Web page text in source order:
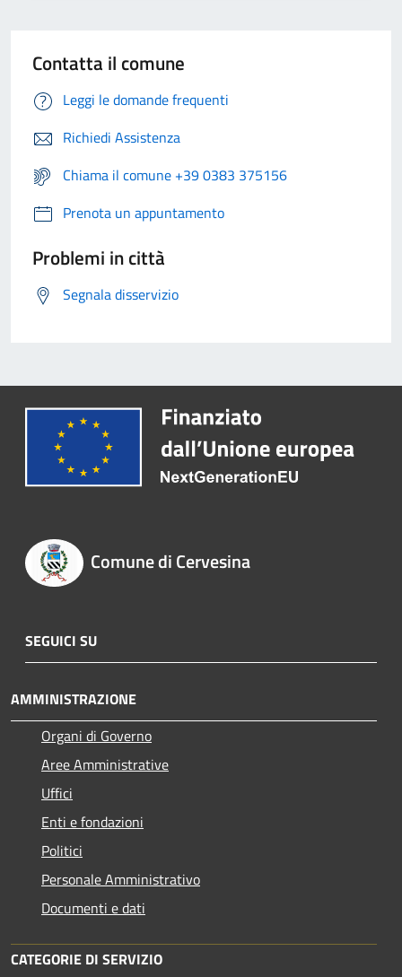
Contatta il comune
Leggi le domande frequenti
Richiedi Assistenza
Chiama il comune +39 0383 375156
Prenota un appuntamento
Problemi in città
Segnala disservizio
Comune di Cervesina
SEGUICI SU
AMMINISTRAZIONE
Organi di Governo
Aree Amministrative
Uffici
Enti e fondazioni
Politici
Personale Amministrativo
Documenti e dati
CATEGORIE DI SERVIZIO